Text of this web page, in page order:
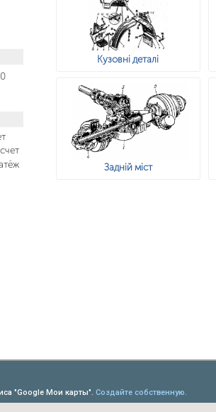
Кузовні деталі
Задній міст